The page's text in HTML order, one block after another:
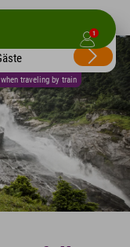
1
traveling by train